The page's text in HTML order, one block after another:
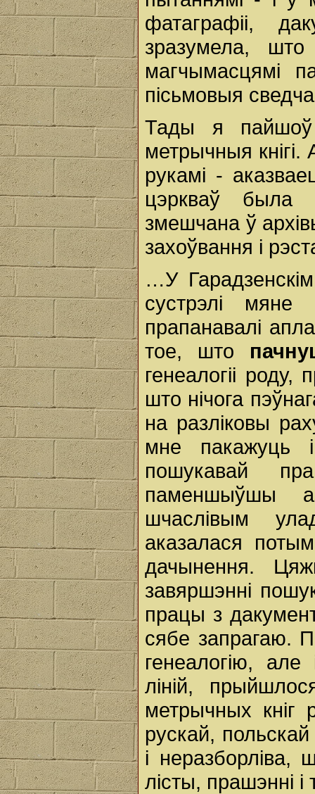
фатаграфіі,
зразумела,
магчымасцямі
пісьмовыя
Тады я пайшоў
метрычныя
рукамі -
цэркваў была
змешчана ў
захоўвання і
…У
сустрэлі
прапанавалi
тое, што
генеалогіі роду,
што нічога
на разліковы
мне пакажуць і
пошукавай
паменшыўшы
шчаслівым
аказалася
дачынення.
завяршэнні
працы з
сябе запрагаю.
генеалогію,
ліній,
метрычных кніг
рускай,
і неразборліва,
лісты, прашэнні